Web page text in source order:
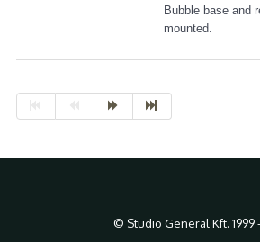
Bubble base and
mounted.
© Studio General Kft. 1999